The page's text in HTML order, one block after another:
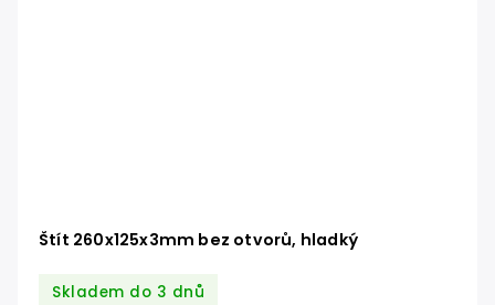
Štít 260x125x3mm bez otvorů, hladký
Skladem do 3 dnů